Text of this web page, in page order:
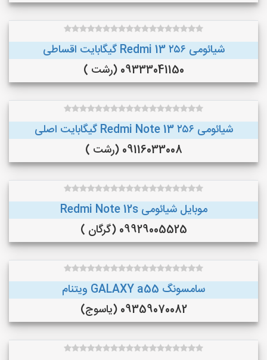
شیائومی Redmi 13 ۲۵۶ گیگابایت اقساطی
09333041150 (رشت )
شیائومی Redmi Note 13 ۲۵۶ گیگابایت اصلی
09116033008 (رشت )
موبایل شیائومی Redmi Note 12s
09929005525 (گرگان )
سامسونگ GALAXY a55 ویتنام
09359070082 (یاسوج)